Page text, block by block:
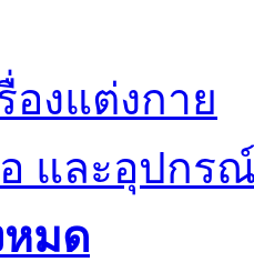
องแต่งกาย
และอุปกร
มด